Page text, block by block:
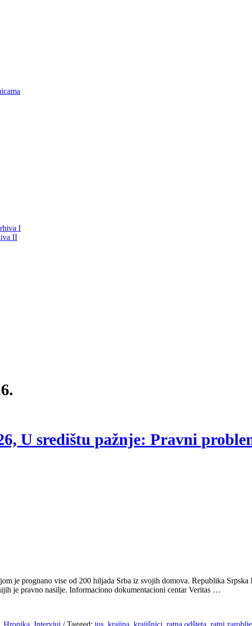
I
II
U središtu pažnje: Pravni
je prognano vise od 200 hiljada Srba iz svojih domova. Republika
je pravno nasilje. Informaciono dokumentacioni centar Veritas …
, Hronika, Intervjui /Tagged: ius, krajina, krajišnici, ratna odšteta, ratni